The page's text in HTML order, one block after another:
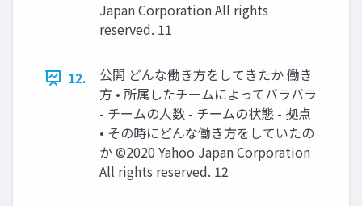
Japan Corporation All rights
reserved. 11
12.
公開 どんな働き⽅をしてきたか 働き
⽅ • 所属したチームによってバラバラ
- チームの⼈数 - チームの状態 - 拠点
• その時にどんな働き⽅をしていたの
か ©2020 Yahoo Japan Corporation
All rights reserved. 12